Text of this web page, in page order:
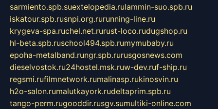
sarmiento.spb.suextelopedia.rulammin-suo.spb.ru
iskatour.spb.rusnpi.org.rurunning-line.ru
krygeva-spa.ruchel.net.rurust-loco.rudugshop.ru
hl-beta.spb.ruschool494.spb.rumymubaby.ru
epoha-metalband.rungr.spb.rurusgosnews.com
dieselvostok.ru24hostel.msk.ruw-dev.ruf-ship.ru
regsmi.rufilmnetwork.rumalinasp.rukinosvin.ru
h2o-salon.rumalutkayork.rudeltaprim.spb.ru
tango-perm.rugooddir.rusgv.sumultiki-online.com